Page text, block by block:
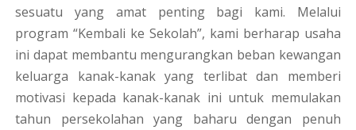
sesuatu yang amat penting bagi kami. Melalui
program “Kembali ke Sekolah”, kami berharap usaha
ini dapat membantu mengurangkan beban kewangan
keluarga kanak-kanak yang terlibat dan memberi
motivasi kepada kanak-kanak ini untuk memulakan
tahun persekolahan yang baharu dengan penuh